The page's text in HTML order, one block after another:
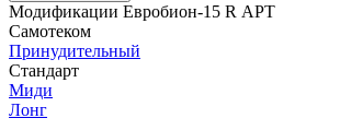
Модификации Евробион-15 R АРТ
Самотеком
Принудительный
Стандарт
Миди
Лонг